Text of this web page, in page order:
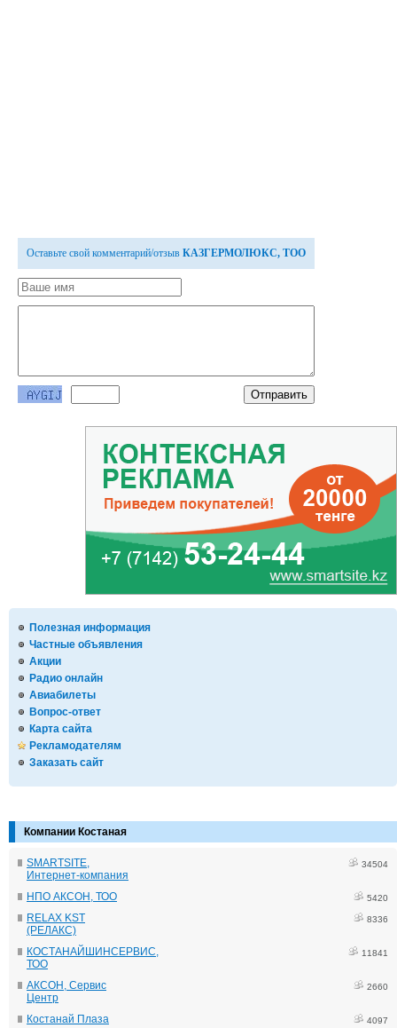
Полезная информация
Частные объявления
Акции
Радио онлайн
Авиабилеты
Вопрос-ответ
Карта сайта
Рекламодателям
Заказать сайт
Компании Костаная
SMARTSITE,
Интернет-компания
34504
НПО АКСОН, ТОО 5420
RELAX KST
(РЕЛАКС)
8336
КОСТАНАЙШИНСЕРВИС,
ТОО
11841
АКСОН, Сервис
Центр
2660
Костанай Плаза 4097
Оставьте свой комментарий/отзыв КАЗГЕРМОЛЮКС, ТОО